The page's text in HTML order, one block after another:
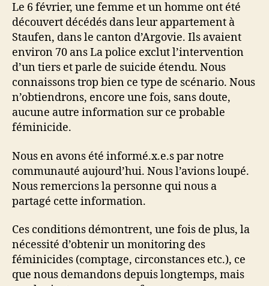
Le 6 février, une femme et un homme ont été
découvert décédés dans leur appartement à
Staufen, dans le canton d’Argovie. Ils avaient
environ 70 ans La police exclut l’intervention
d’un tiers et parle de suicide étendu. Nous
connaissons trop bien ce type de scénario. Nous
n’obtiendrons, encore une fois, sans doute,
aucune autre information sur ce probable
féminicide.
Nous en avons été informé.x.e.s par notre
communauté aujourd’hui. Nous l’avions loupé.
Nous remercions la personne qui nous a
partagé cette information.
Ces conditions démontrent, une fois de plus, la
nécessité d’obtenir un monitoring des
féminicides (comptage, circonstances etc.), ce
que nous demandons depuis longtemps, mais